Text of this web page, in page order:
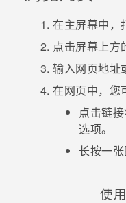
在主屏幕中，
点击屏幕上方
输入网页地址
在网页中，您
点击链
选项。
长按一张
使